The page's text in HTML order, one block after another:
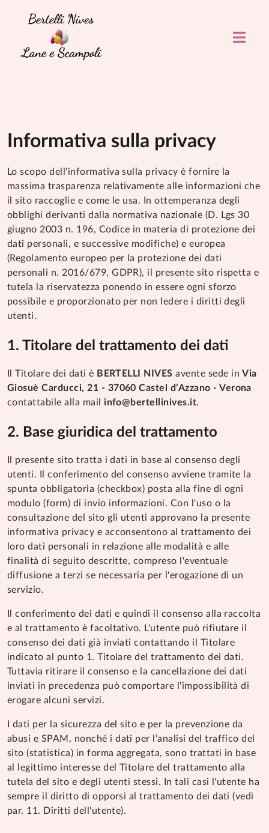
Informativa sulla privacy
Lo scopo dell'informativa sulla privacy è fornire la
massima trasparenza relativamente alle informazioni che
il sito raccoglie e come le usa. In ottemperanza degli
obblighi derivanti dalla normativa nazionale (D. Lgs 30
giugno 2003 n. 196, Codice in materia di protezione dei
dati personali, e successive modifiche) e europea
(Regolamento europeo per la protezione dei dati
personali n. 2016/679, GDPR), il presente sito rispetta e
tutela la riservatezza ponendo in essere ogni sforzo
possibile e proporzionato per non ledere i diritti degli
utenti.
Titolare del trattamento dei dati
Il Titolare dei dati è BERTELLI NIVES avente sede inVia
Giosuè Carducci, 21 - 37060 Castel d’Azzano - Verona
contattabile alla mailinfo@bertellinives.it.
Base giuridica del trattamento
Il presente sito tratta i dati in base al consenso degli
utenti. Il conferimento del consenso avviene tramite la
spunta obbligatoria (checkbox) posta alla fine di ogni
modulo (form) di invio informazioni. Con l'uso o la
consultazione del sito gli utenti approvano la presente
informativa privacy e acconsentono al trattamento dei
loro dati personali in relazione alle modalità e alle
finalità di seguito descritte, compreso l'eventuale
diffusione a terzi se necessaria per l'erogazione di un
servizio.
Il conferimento dei dati e quindi il consenso alla raccolta
e al trattamento è facoltativo. L'utente può rifiutare il
consenso dei dati già inviati contattando il Titolare
indicato al punto 1. Titolare del trattamento dei dati.
Tuttavia ritirare il consenso e la cancellazione dei dati
inviati in precedenza può comportare l'impossibilità di
erogare alcuni servizi.
I dati per la sicurezza del sito e per la prevenzione da
abusi e SPAM, nonché i dati per l’analisi del traffico del
sito (statistica) in forma aggregata, sono trattati in base
al legittimo interesse del Titolare del trattamento alla
tutela del sito e degli utenti stessi. In tali casi l'utente ha
sempre il diritto di opporsi al trattamento dei dati (vedi
par. 11. Diritti dell'utente).